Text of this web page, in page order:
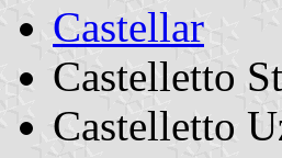
Castellar
Castelletto
Castelletto